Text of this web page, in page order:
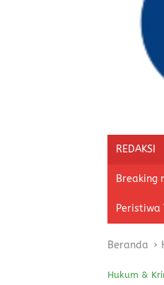
REDAKSI
Breaking
Peristiwa
Beranda
Hukum &